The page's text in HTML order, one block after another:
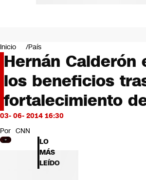
Negocios
Deportes
Programas completos
Cultura
Servicios
Bits
CNN tiempo
Futuro 360
Opinión
Inicio País
Hernán Calderón
los beneficios
fortalecimiento
03- 06- 2014 16:30
Por CNN
LO
MÁS
LEÍDO